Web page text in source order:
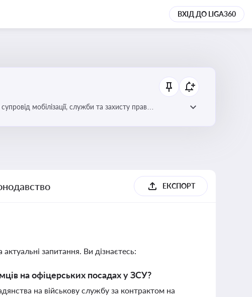
ВХІД ДО LIGA360
мобілізації, служби та захисту прав
ЕКСПОРТ
запитання. Ви дізнаєтесь:
на офіцерських посадах у ЗСУ?
на військову службу за контрактом на